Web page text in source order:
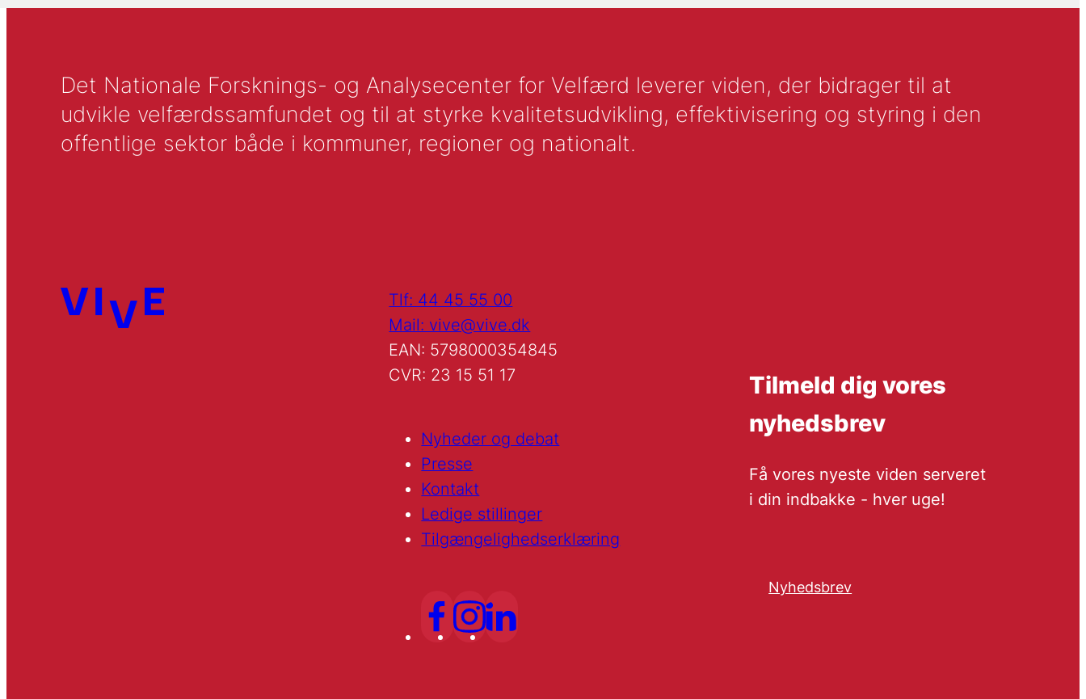
Det Nationale Forsknings- og Analysecenter for Velfærd leverer viden, der bidrager til at
udvikle velfærdssamfundet og til at styrke kvalitetsudvikling, effektivisering og styring i den
offentlige sektor både i kommuner, regioner og nationalt.
Tlf: 44 45 55 00
Mail: vive@vive.dk
EAN: 5798000354845
CVR: 23 15 51 17
Nyheder og debat
Presse
Kontakt
Ledige stillinger
Tilgængelighedserklæring
Tilmeld dig vores
nyhedsbrev
Få vores nyeste viden serveret
i din indbakke - hver uge!
Nyhedsbrev